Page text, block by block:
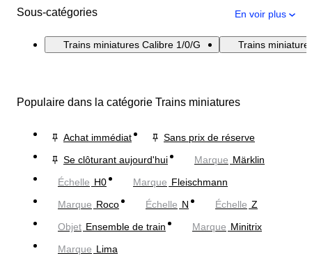
Sous-catégories En voir plus
Trains miniatures Calibre 1/0/G Trains
Populaire dans la catégorie Trains miniatures
Achat immédiat
Sans prix de réserve
Se clôturant aujourd'hui
Marque Märklin
Échelle H0 Marque Fleischmann
Marque Roco Échelle N Échelle Z
Objet Ensemble de train Marque Minitrix
Marque Lima